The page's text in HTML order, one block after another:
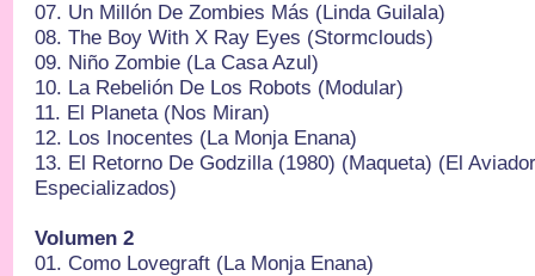
07.⁠ ⁠Un Millón De Zombies Más (Linda Guilala)
08.⁠ ⁠The Boy With X Ray Eyes (Stormclouds)
09.⁠ ⁠Niño Zombie (La Casa Azul)
10.⁠ ⁠La Rebelión De Los Robots (Modular)
11.⁠ ⁠El Planeta (Nos Miran)
12.⁠ ⁠Los Inocentes (La Monja Enana)
13.⁠ ⁠El Retorno De Godzilla (1980) (Maqueta) (El
Especializados)
Volumen 2
01.⁠ ⁠Como Lovegraft (La Monja Enana)